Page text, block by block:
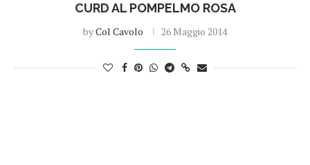
CURD AL POMPELMO ROSA
byCol Cavolo 26 Maggio 2014